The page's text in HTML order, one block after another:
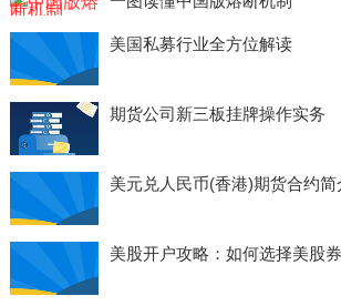
美国私募行业全方位解读
期货公司新三板挂牌操作实务
美元兑人民币(香港)期货合约简
美股开户攻略：如何选择美股